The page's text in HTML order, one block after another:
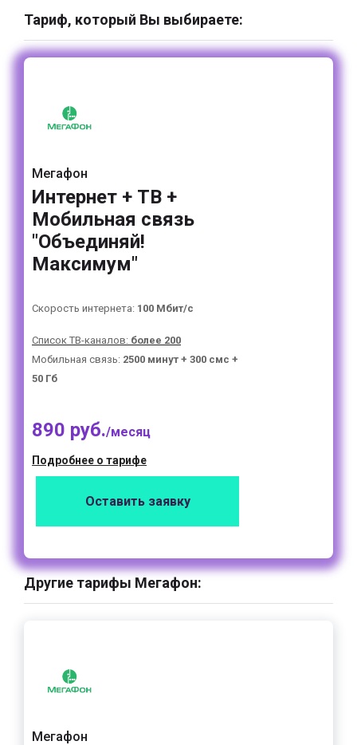
Тариф, который Вы выбираете:
Мегафон
Интернет + ТВ +
Мобильная связь
"Объединяй!
Максимум"
Скорость интернета: 100 Мбит/с
Список ТВ-каналов: более 200
Мобильная связь: 2500 минут + 300 смс +
50 Гб
890 руб./месяц
Подробнее о тарифе
Оставить заявку
Другие тарифы Мегафон:
Мегафон